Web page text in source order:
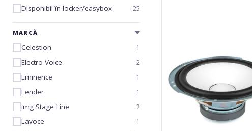
Disponibil în locker/easybox 25
MARCĂ
Celestion 1
Electro-Voice 2
Eminence 1
Fender 1
img Stage Line 2
Lavoce 1